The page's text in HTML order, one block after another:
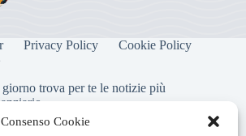
Cookie
Privacy Policy Cookie Policy
trova per te le notizie più